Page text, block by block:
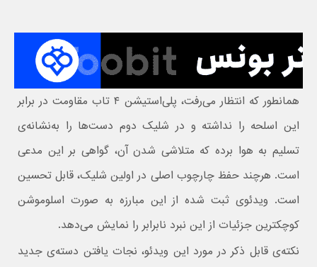
همانطور که انتظار می‌رفت، پلی‌استیشن ۴ تاب مقاومت در برابر
این اسلحه را نداشته و در شلیک دوم دست‌ها را به‌نشانه‌ی
تسلیم به هوا برده که متلاشی شدن آن، گواهی بر این مدعی
است. هرچند حفظ چارچوب اصلی در اولین شلیک، قابل تحسین
است. ویدئوی ثبت شده از این مبارزه به‌ صورت اسلوموشن
کوچکترین جزئیات از این نبرد نابرابر را نمایش می‌دهد.
نکته‌ی قابل ذکر در مورد این ویدئو، نجات یافتن دسته‌ی جدید